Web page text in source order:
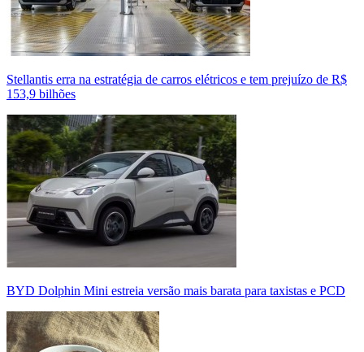
Stellantis erra na estratégia de carros elétricos e tem prejuízo de R$
153,9 bilhões
BYD Dolphin Mini estreia versão mais barata para taxistas e PCD